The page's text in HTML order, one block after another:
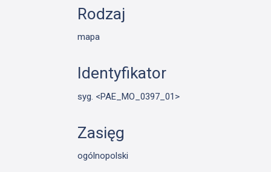
Rodzaj
mapa
Identyfikator
syg. <PAE_MO_0397_01>
Zasięg
ogólnopolski